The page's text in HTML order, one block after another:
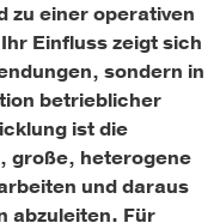
zu einer operativen
Einfluss zeigt sich
sondern in
betrieblicher
ist die
große, heterogene
und daraus
abzuleiten. Für